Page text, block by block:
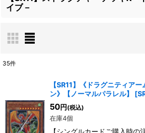
イブ－
在庫あり
並び順:
35件
【SR11】《ドラグニティア
ン》【ノーマルパラレル】
[
50円 (税込)
在庫4個
【シングルカードご購入時の